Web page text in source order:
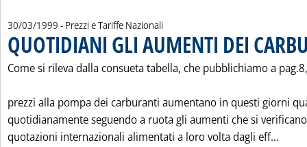
30/03/1999 - Prezzi e Tariffe Nazionali
QUOTIDIANI GLI AUMENTI DEI
Come si rileva dalla consueta tabella, che pubblichiamo a
prezzi alla pompa dei carburanti aumentano in questi giorni
quotidianamente seguendo a ruota gli aumenti che si
quotazioni internazionali alimentati a loro volta dagli eff...